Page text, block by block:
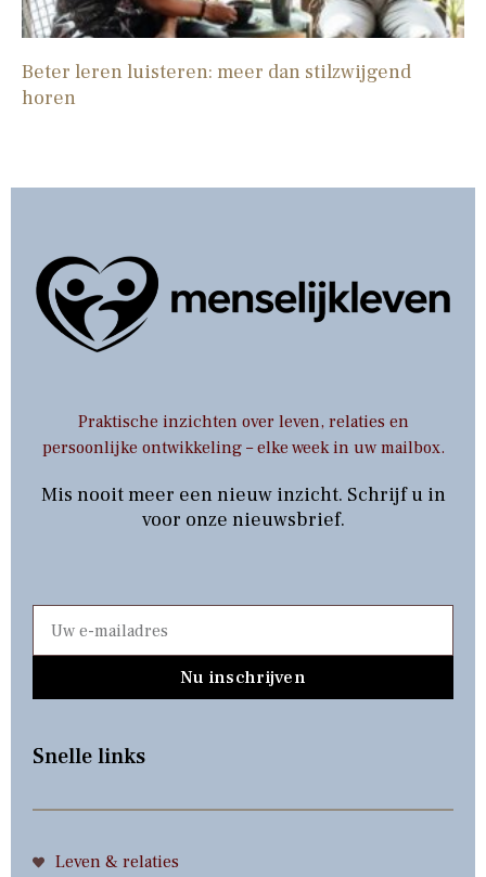
Beter leren luisteren: meer dan stilzwijgend
horen
Praktische inzichten over leven, relaties en
persoonlijke ontwikkeling – elke week in uw mailbox.
Mis nooit meer een nieuw inzicht. Schrijf u in
voor onze nieuwsbrief.
Nu inschrijven
Snelle links
Leven & relaties